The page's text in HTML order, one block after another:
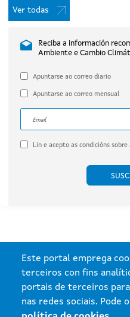
Este portal emprega
terceiros con fins
portais de terceiros
nas redes sociais. Pode
proxecto do
Montederramo
(expediente
Ver todas
Reciba a información
Ambiente e Cambio
Apuntarse ao correo diario
Apuntarse ao correo mensual
Lin e acepto as condicións